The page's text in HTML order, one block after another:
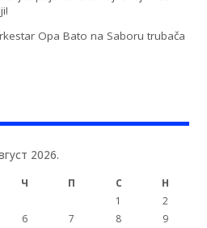
Opa Bato na Saboru trubača
2026.
Ч П С
Н
1
2
6 7 8
9